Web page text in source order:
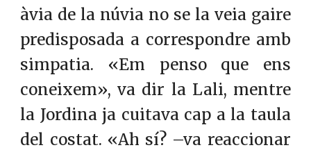
àvia de la núvia no se la veia gaire
predisposada a correspondre amb
simpatia. «Em penso que ens
coneixem», va dir la Lali, mentre
la Jordina ja cuitava cap a la taula
del costat. «Ah sí? –va reaccionar